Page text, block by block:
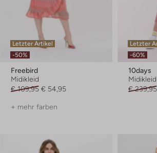
Letzter Artikel
-50%
Freebird
Midikleid
€ 109,95 € 54,95
+ mehr farben
Letzter
-60%
10days
Midikleid
€ 239,95